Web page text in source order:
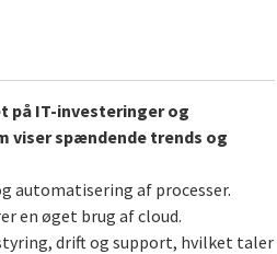
på IT-investeringer og
viser spændende trends og
automatisering af processer.
en øget brug af cloud.
drift og support, hvilket taler